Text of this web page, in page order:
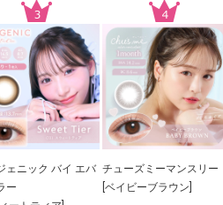
ェニック バイ エバ
ー
チューズミーマンスリー
[ベイビーブラウン]